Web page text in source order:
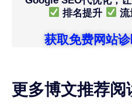
排名提升
流
获取免费网站
更多博文推荐阅